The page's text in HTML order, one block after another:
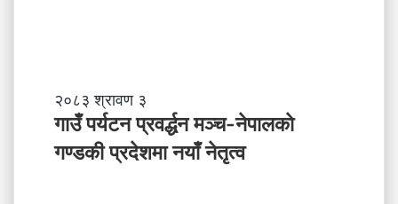
ब
के
ग
र्नु
गा
उँ
र्य
२०८३ श्रावण ३
गाउँ पर्यटन प्रवर्द्धन मञ्च-नेपालकाे
गण्डकी प्रदेशमा नयाँ नेतृत्व